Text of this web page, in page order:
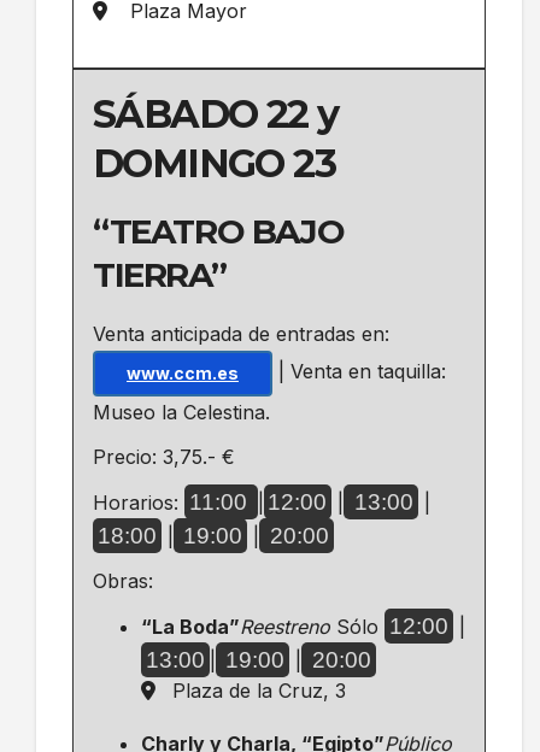
Plaza Mayor
SÁBADO 22 y
DOMINGO 23
“TEATRO BAJO
TIERRA”
Venta anticipada de entradas en:
www.ccm.es
| Venta en taquilla:
Museo la Celestina.
Precio: 3,75.- €
Horarios: 11:00 12:00 13:00
18:00 19:00 20:00
Obras:
“La Boda”Reestreno Sólo 12:00
13:00 19:00 20:00
Plaza de la Cruz, 3
Charly y Charla, “Egipto”Público